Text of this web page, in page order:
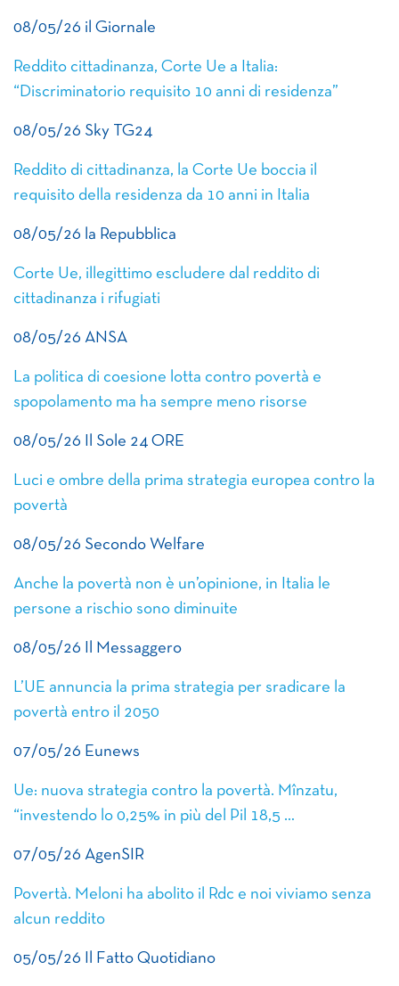
08/05/26 il Giornale
Reddito cittadinanza, Corte Ue a Italia:
“Discriminatorio requisito 10 anni di residenza”
08/05/26 Sky TG24
Reddito di cittadinanza, la Corte Ue boccia il
requisito della residenza da 10 anni in Italia
08/05/26 la Repubblica
Corte Ue, illegittimo escludere dal reddito di
cittadinanza i rifugiati
08/05/26 ANSA
La politica di coesione lotta contro povertà e
spopolamento ma ha sempre meno risorse
08/05/26 Il Sole 24 ORE
Luci e ombre della prima strategia europea contro la
povertà
08/05/26 Secondo Welfare
Anche la povertà non è un’opinione, in Italia le
persone a rischio sono diminuite
08/05/26 Il Messaggero
L’UE annuncia la prima strategia per sradicare la
povertà entro il 2050
07/05/26 Eunews
Ue: nuova strategia contro la povertà. Mînzatu,
“investendo lo 0,25% in più del Pil 18,5 …
07/05/26 AgenSIR
Povertà. Meloni ha abolito il Rdc e noi viviamo senza
alcun reddito
05/05/26 Il Fatto Quotidiano